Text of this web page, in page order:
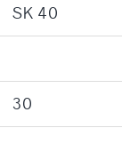
SK 40
30